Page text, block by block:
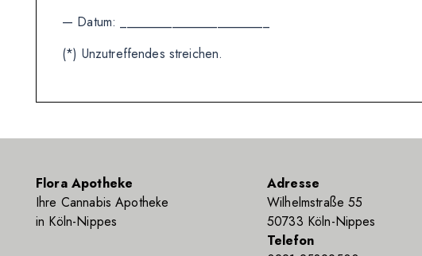
— Datum: _______________________
(*) Unzutreffendes streichen.
Flora Apotheke
Ihre Cannabis Apotheke
in Köln-Nippes
Adresse
Wilhelmstraße 55
50733 Köln-Nippes
Telefon